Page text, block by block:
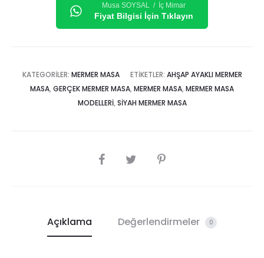
Musa SOYSAL / İç Mimar
Fiyat Bilgisi İçin Tıklayın
KATEGORILER: MERMER MASA ETIKETLER: AHŞAP AYAKLI MERMER
MASA, GERÇEK MERMER MASA, MERMER MASA, MERMER MASA
MODELLERI, SIYAH MERMER MASA
SHARE
Açıklama Değerlendirmeler 0